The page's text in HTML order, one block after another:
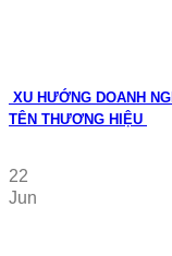
XU HƯỚNG DOANH
TÊN THƯƠNG HIỆU
22
Jun